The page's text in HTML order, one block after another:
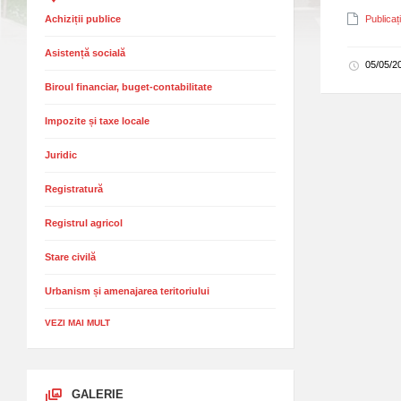
05/05/
Achiziții publice
Asistență socială
Biroul financiar, buget-contabilitate
Impozite și taxe locale
Juridic
Registratură
Registrul agricol
Stare civilă
Urbanism și amenajarea teritoriului
VEZI MAI MULT
GALERIE